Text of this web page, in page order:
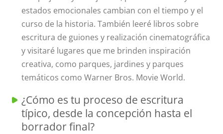
estados emocionales cambian con el tiempo y el
curso de la historia. También leeré libros sobre
escritura de guiones y realización cinematográfica
y visitaré lugares que me brinden inspiración
creativa, como parques, jardines y parques
temáticos como Warner Bros. Movie World.
¿Cómo es tu proceso de escritura
típico, desde la concepción hasta el
borrador final?